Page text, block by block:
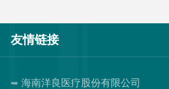
友情链接
海南洋良医疗股份有限公司